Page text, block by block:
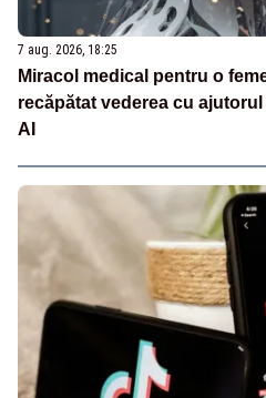
7 aug. 2026, 18:25
Miracol medical pentru o
recăpătat vederea cu
AI